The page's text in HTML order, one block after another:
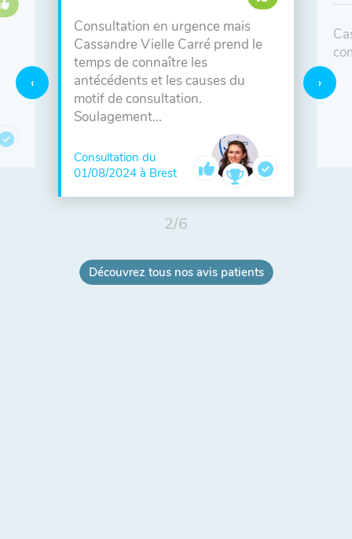
Consultation en urgence mais
Cassandre Vielle Carré prend le
temps de connaître les
antécédents et les causes du
motif de consultation.
Soulagement...
Consultation du
01/08/2024 à Brest
2/6
Découvrez tous nos avis patients